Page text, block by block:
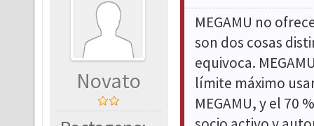
Novato
MEGAMU no
son dos cosas
equivoca.
límite máximo
MEGAMU, y el 70